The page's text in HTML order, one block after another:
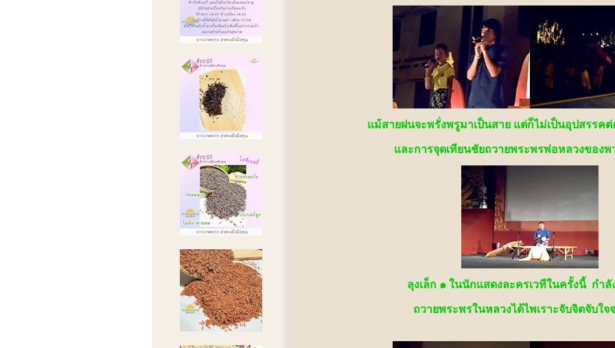
แม้สายฝนจะพรั่งพรูมาเป็นสาย แต่ก็ไม่เป็นอุปสรรค
และการจุดเทียนชัยถวายพระพรพ่อหลวงของพ
ลุงเล็ก ๑ ในนักแสดงละครเวทีในครั้งนี้ กำลั
ถวายพระพรในหลวงได้ไพเราะจับจิตจับใจ